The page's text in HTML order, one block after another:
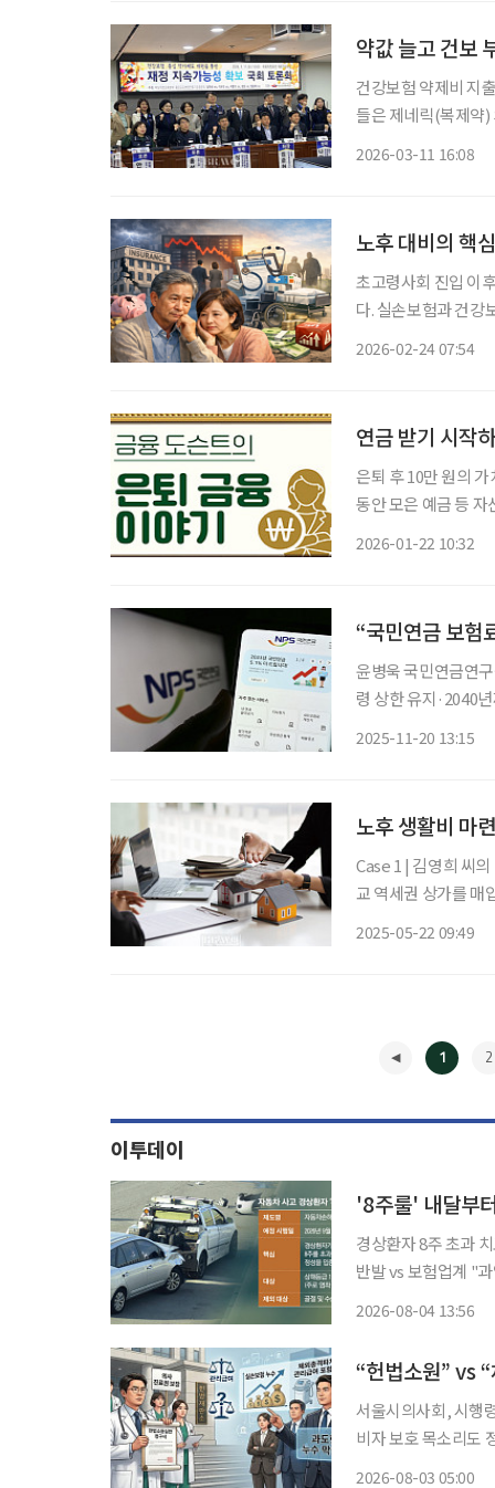
약값 늘고 건보
건강보험 약제비 지
들은 제네릭(복제약)
2026-03-11 16:08
노후 대비의 핵
초고령사회 진입 이
다. 실손보험과 건강
2026-02-24 07:54
연금 받기 시작
은퇴 후 10만 원의
동안 모은 예금 등
2026-01-22 10:32
“국민연금 보
윤병욱 국민연금연
령 상한 유지·2040
2025-11-20 13:15
노후 생활비 마
Case 1 | 김영희 씨의 상가 투자 60세 은퇴자인 김영희(가명) 씨는 퇴직금 3억 원으로 서울 근
교 역세권 상가를 매
2025-05-22 09:49
1 2
이투데이
'8주룰' 내달부
경상환자 8주 초과
반발 vs 보험업계 "과잉진료 차단" 자동차보험 경상 환
2026-08-04 13:56
서울시의사회, 시행
비자 보호 목소리도 정부의 도수치료 '관리급여' 적용을 둘러싼 의료계와 보험업계의 갈등이
2026-08-03 05:00